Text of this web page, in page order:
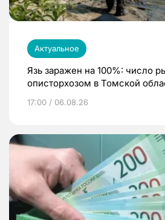
Актуальное
Язь заражен на 100%: число
описторхозом в Томской
17:00 / 06.08.26